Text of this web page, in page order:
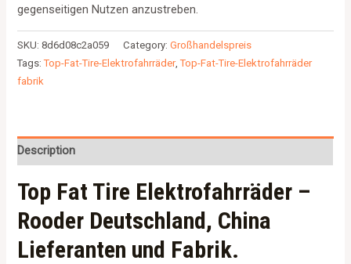
gegenseitigen Nutzen anzustreben.
SKU:8d6d08c2a059 Category:Großhandelspreis
Tags:Top-Fat-Tire-Elektrofahrräder,Top-Fat-Tire-Elektrofahrräder
fabrik
Description
Top Fat Tire Elektrofahrräder –
Rooder Deutschland, China
Lieferanten und Fabrik.